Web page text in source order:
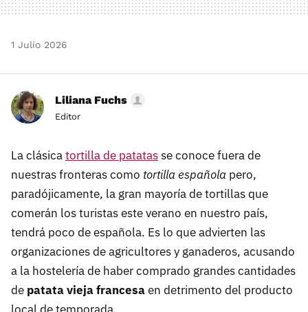
1 Julio 2026
Liliana Fuchs
Editor
La clásicatortilla de patatasse conoce fuera de
nuestras fronteras como tortilla española pero,
paradójicamente, la gran mayoría de tortillas que
comerán los turistas este verano en nuestro país,
tendrá poco de española. Es lo que advierten las
organizaciones de agricultores y ganaderos, acusando
a la hostelería de haber comprado grandes cantidades
de patata vieja francesaen detrimento del producto